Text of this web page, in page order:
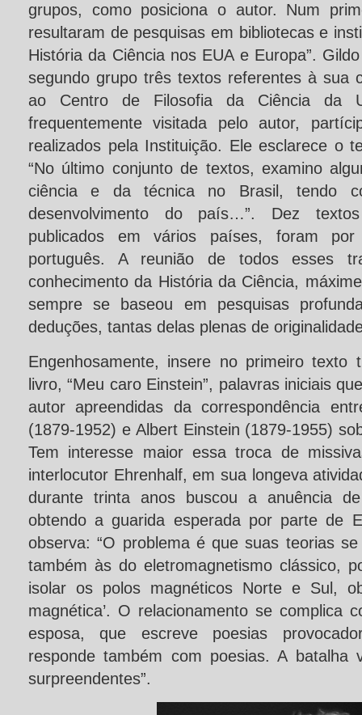
grupos, como posiciona o autor. Num
resultaram de pesquisas em bibliotecas e
História da Ciência nos EUA e Europa”.
segundo grupo três textos referentes à sua
ao Centro de Filosofia da Ciência da
frequentemente visitada pelo autor,
realizados pela Instituição. Ele esclarece o
“No último conjunto de textos, examino
ciência e da técnica no Brasil, tendo
desenvolvimento do país…”. Dez
publicados em vários países, foram
português. A reunião de todos esses
conhecimento da História da Ciência,
sempre se baseou em pesquisas
deduções, tantas delas plenas de
Engenhosamente, insere no primeiro
livro, “Meu caro Einstein”, palavras iniciais
autor apreendidas da correspondência
(1879-1952) e Albert Einstein (1879-1955)
Tem interesse maior essa troca de
interlocutor Ehrenhalf, em sua longeva
durante trinta anos buscou a anuência
obtendo a guarida esperada por parte de
observa: “O problema é que suas teorias
também às do eletromagnetismo clássico,
isolar os polos magnéticos Norte e Sul,
magnética’. O relacionamento se complica
esposa, que escreve poesias
responde também com poesias. A batalha
surpreendentes”.